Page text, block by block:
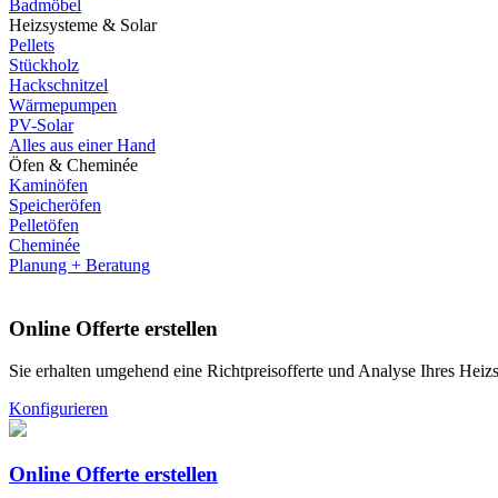
Badmöbel
Heizsysteme & Solar
Pellets
Stückholz
Hackschnitzel
Wärmepumpen
PV-Solar
Alles aus einer Hand
Öfen & Cheminée
Kaminöfen
Speicheröfen
Pelletöfen
Cheminée
Planung + Beratung
Online Offerte erstellen
Sie erhalten umgehend eine Richtpreisofferte und Analyse Ihres
Konfigurieren
Online Offerte erstellen